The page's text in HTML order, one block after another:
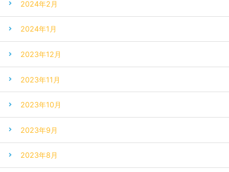
2024年2月
2024年1月
2023年12月
2023年11月
2023年10月
2023年9月
2023年8月